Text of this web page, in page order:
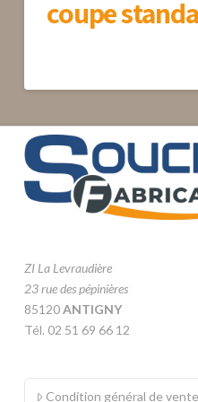
coupe
ZI La Levraudière
23 rue des pépinières
85120ANTIGNY
Tél. 02 51 69 66 12
Condition général de